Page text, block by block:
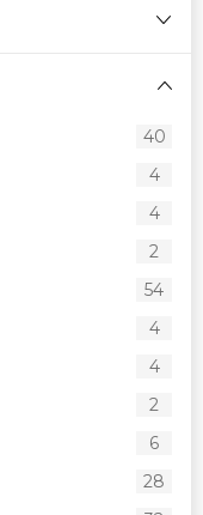
40
4
4
2
54
4
4
2
6
28